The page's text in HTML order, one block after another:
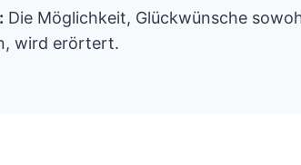
Die Möglichkeit, Glückwünsche
wird erörtert.